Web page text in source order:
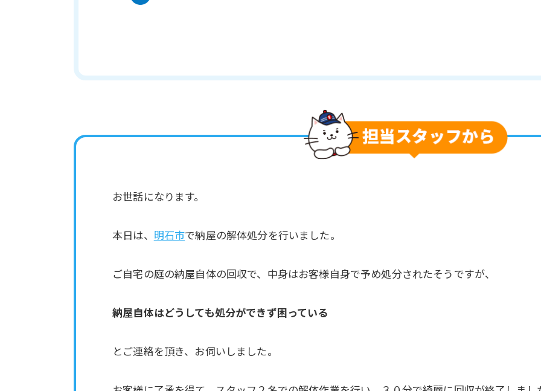
お世話になります。
本日は、 明石市で納屋の解体処分を行いました。
ご自宅の庭の納屋自体の回収で、中身はお客様自身で予め処分されたそうですが、
納屋自体はどうしても処分ができず困っている
とご連絡を頂き、お伺いしました。